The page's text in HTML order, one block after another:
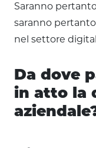
Saranno
saranno
nel settore
Da dove
in atto la